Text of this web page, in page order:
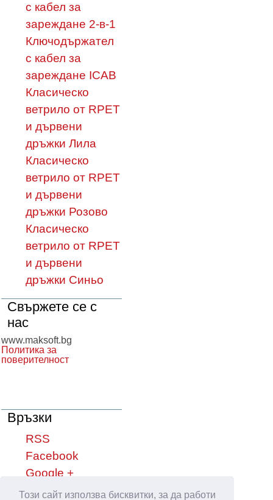
Този сайт използва бисквитки, за да работи
с кабел за
зареждане 2-в-1
Ключодържател
с кабел за
зареждане ICAB
Класическо
ветрило от RPET
и дървени
дръжки Лила
Класическо
ветрило от RPET
и дървени
дръжки Розово
Класическо
ветрило от RPET
и дървени
дръжки Синьо
Свържете се с
нас
www.maksoft.bg
Политика за
поверителност
Връзки
RSS
Facebook
Google +
YouTube